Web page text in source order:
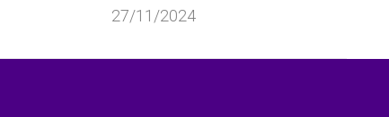
27/11/2024